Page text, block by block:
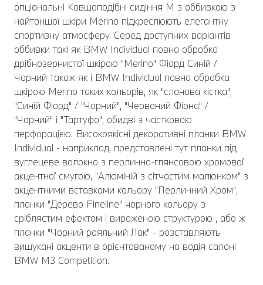
опціональні Ковшоподібні сидіння M з оббивкою з
найтоншої шкіри Merino підкреслюють елегантну
спортивну атмосферу. Серед доступних варіантів
оббивки такі як BMW Individual повна обробка
дрібнозернистої шкірою "Merino" Фіорд Синій /
Чорний також як і BMW Individual повна обробка
шкірою Merino таких кольорів, як "слонова кістка",
"Синій Фіорд" / "Чорний", "Червоний Фіона" /
"Чорний" і "Тартуфо", обидві з частковою
перфорацією. Високоякісні декоративні планки BMW
Individual - наприклад, представлені тут планки під
вуглецеве волокно з перлинно-глянсовою хромової
акцентної смугою, "Алюміній з сітчастим малюнком" з
акцентними вставками кольору "Перлинний Хром",
планки "Дерево Fineline" чорного кольору з
сріблястим ефектом і вираженою структурою , або ж
планки "Чорний рояльний Лак" - розставляють
вишукані акценти в орієнтованому на водія салоні
BMW M3 Competition.